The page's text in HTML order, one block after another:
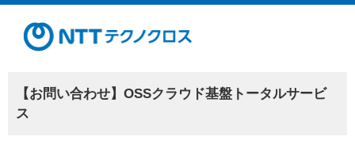
【お問い合わせ】OSSクラウド基盤トータルサービ
ス